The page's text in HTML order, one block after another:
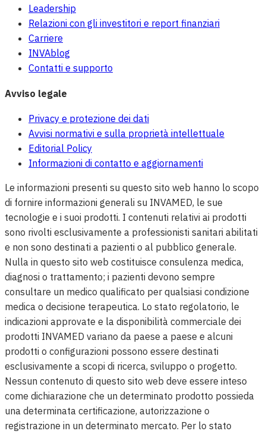
Leadership
Relazioni con gli investitori e report finanziari
Carriere
INVAblog
Contatti e supporto
Avviso legale
Privacy e protezione dei dati
Avvisi normativi e sulla proprietà intellettuale
Editorial Policy
Informazioni di contatto e aggiornamenti
Le informazioni presenti su questo sito web hanno lo scopo
di fornire informazioni generali su INVAMED, le sue
tecnologie e i suoi prodotti. I contenuti relativi ai prodotti
sono rivolti esclusivamente a professionisti sanitari abilitati
e non sono destinati a pazienti o al pubblico generale.
Nulla in questo sito web costituisce consulenza medica,
diagnosi o trattamento; i pazienti devono sempre
consultare un medico qualificato per qualsiasi condizione
medica o decisione terapeutica. Lo stato regolatorio, le
indicazioni approvate e la disponibilità commerciale dei
prodotti INVAMED variano da paese a paese e alcuni
prodotti o configurazioni possono essere destinati
esclusivamente a scopi di ricerca, sviluppo o progetto.
Nessun contenuto di questo sito web deve essere inteso
come dichiarazione che un determinato prodotto possieda
una determinata certificazione, autorizzazione o
registrazione in un determinato mercato. Per lo stato